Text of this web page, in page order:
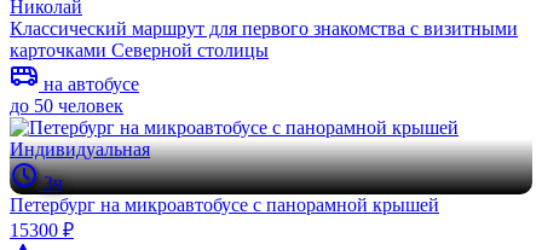
Николай
Классический маршрут для первого знакомства с визитными
карточками Северной столицы
на автобусе
до 50 человек
Индивидуальная
3ч
Петербург на микроавтобусе с панорамной крышей
15300 ₽